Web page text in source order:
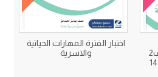
والاسرية خامس ابتدائي ف2
اختبار الفترة المهارات الحياتية
والاسرية